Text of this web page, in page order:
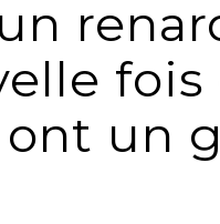
fois
un